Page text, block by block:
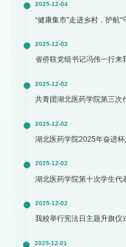
2025-12-04
“健康集市”走进乡村，护航“
2025-12-03
省侨联党组书记冯伟一行来
2025-12-02
共青团湖北医药学院第三次
2025-12-02
湖北医药学院2025年奋进
2025-12-02
湖北医药学院第十次学生代
2025-12-02
我校举行宪法日主题升旗仪
2025-12-01